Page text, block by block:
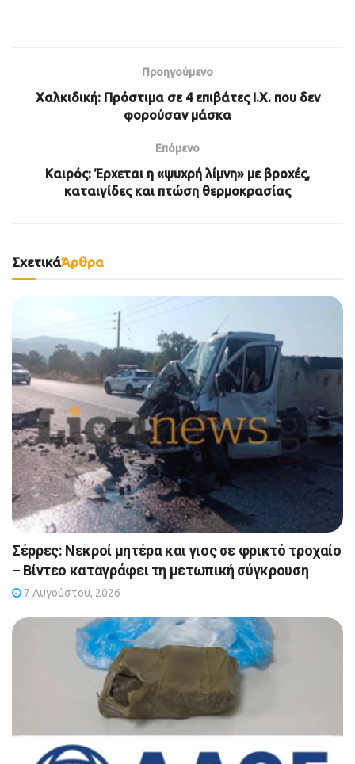
Προηγούμενο
Χαλκιδική: Πρόστιμα σε 4 επιβάτες Ι.Χ. που δεν
φορούσαν μάσκα
Επόμενο
Καιρός: Έρχεται η «ψυχρή λίμνη» με βροχές,
καταιγίδες και πτώση θερμοκρασίας
ΣχετικάΆρθρα
Σέρρες: Νεκροί μητέρα και γιος σε φρικτό τροχαίο
– Βίντεο καταγράφει τη μετωπική σύγκρουση
7 Αυγούστου, 2026